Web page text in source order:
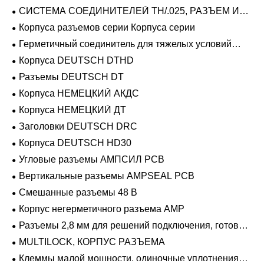
СИСТЕМА СОЕДИНИТЕЛЕЙ TH/.025, РАЗЪЕМ И
ВКЛАДЫШ
Корпуса разъемов серии Корпуса серии
Герметичный соединитель для тяжелых условий
эксплуатации Фиксирующие направляющие серии
Корпуса DEUTSCH DTHD
Разъемы DEUTSCH DT
Корпуса НЕМЕЦКИЙ АКДС
Корпуса НЕМЕЦКИЙ ДТ
Заголовки DEUTSCH DRC
Корпуса DEUTSCH HD30
Угловые разъемы АМПСИЛ PCB
Вертикальные разъемы AMPSEAL PCB
Смешанные разъемы 48 В
Корпус негерметичного разъема AMP
Разъемы 2,8 мм для решений подключения, готовых
к напряжению 48 В
MULTILOCK, КОРПУС РАЗЪЕМА
Клеммы малой мощности, одиночные уплотнения